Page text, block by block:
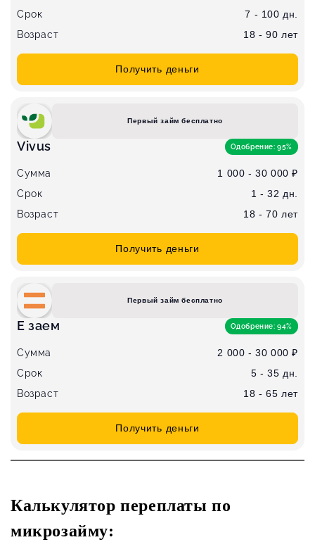
Срок
7 - 100 дн.
Возраст
18 - 90 лет
Получить деньги
Первый займ бесплатно
Vivus Одобрение: 95%
Сумма
1 000 - 30 000 ₽
Срок
1 - 32 дн.
Возраст
18 - 70 лет
Получить деньги
Первый займ бесплатно
Е заем Одобрение: 94%
Сумма
2 000 - 30 000 ₽
Срок
5 - 35 дн.
Возраст
18 - 65 лет
Получить деньги
Калькулятор переплаты по
микрозайму: